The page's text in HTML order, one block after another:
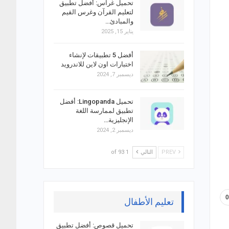
0
تحميل غراس: أفضل تطبيق
لتعليم القرآن وغرس القيم
والمبادئ…
يناير 15, 2025
أفضل 5 تطبيقات لإنشاء
اختبارات اون لاين للاندرويد
ديسمبر 7, 2024
تحميل Lingopanda: أفضل
تطبيق لممارسة اللغة
الإنجليزية…
ديسمبر 2, 2024
التالي 1 of 93
تعليم الأطفال
تحميل قصوص: أفضل تطبيق